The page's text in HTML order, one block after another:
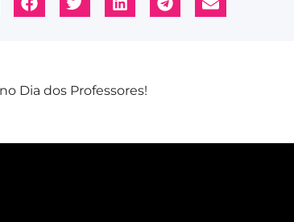
Dia dos Professores!